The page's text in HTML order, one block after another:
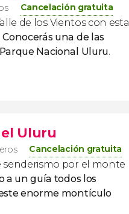
Cancelación gratuita
de los Vientos con esta
Conocerás una de las
Nacional Uluru.
Uluru
Cancelación gratuita
por el monte
a un guía todos los
enorme montículo